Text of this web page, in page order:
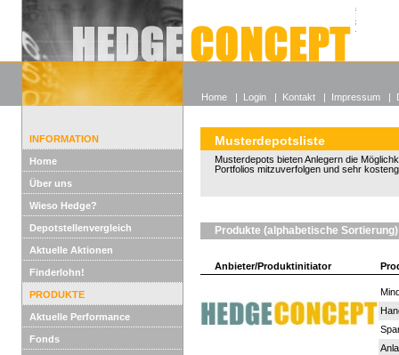
Alle
Wieso
INFORMATION
Home
Über uns
Wieso Hedge?
Depotstellenvergleich
Aktuelle Aktionen
Finderlohn!
PRODUKTE
Aktuelle Performance
Fonds
Musterdepotsliste
Musterdepots bieten Anlegern die
Portfolios mitzuverfolgen und sehr
Produkte (alphabetische Sortierung)
Anbieter/Produktinitiator
Home | Login | Kontakt | Impressum |